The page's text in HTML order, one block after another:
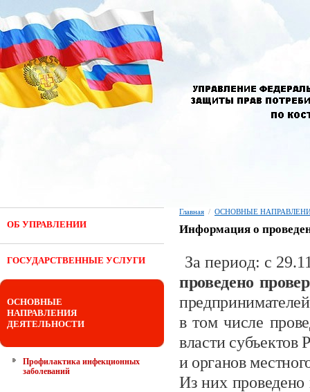
ОБ УПРАВЛЕНИИ
ГОСУДАРСТВЕННЫЕ УСЛУГИ
ОСНОВНЫЕ
НАПРАВЛЕНИЯ
ДЕЯТЕЛЬНОСТИ
Профилактика инфекционных
заболеваний
Главная / ОСНОВНЫЕ
Информация о
За период: с
проведено
в том числе
власти субъектов
и органов
Из них проведено